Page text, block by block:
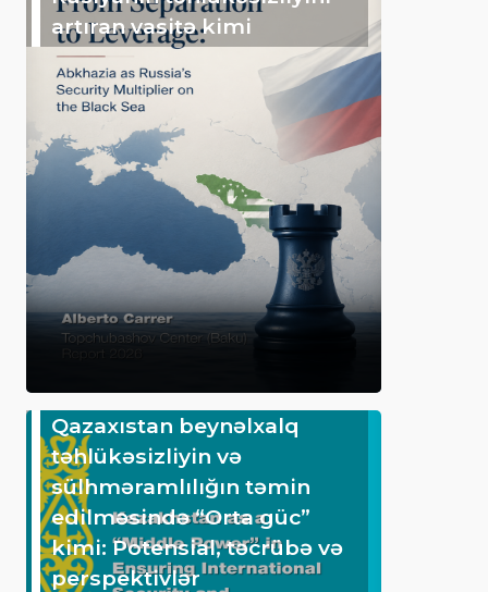
artıran vasitə kimi
Qazaxıstan beynəlxalq
təhlükəsizliyin və
sülhməramlılığın təmin
edilməsində “Orta güc”
kimi: Potensial, təcrübə və
perspektivlər